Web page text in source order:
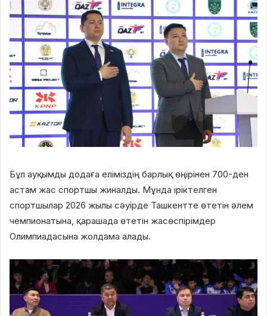
Бұл ауқымды додаға еліміздің барлық өңірінен 700-ден
астам жас спортшы жиналды. Мұнда іріктелген
спортшылар 2026 жылы сәуірде Ташкентте өтетін әлем
чемпионатына, қарашада өтетін жасөспірімдер
Олимпиадасына жолдама алады.